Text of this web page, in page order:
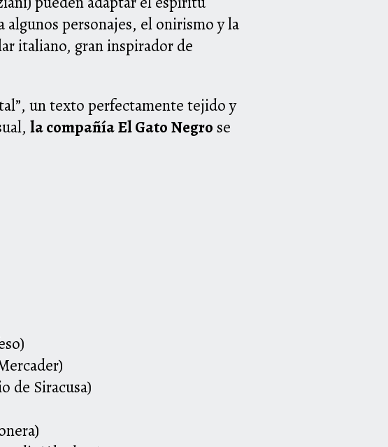
personajes, el onirismo y la
italiano, gran inspirador de
un texto perfectamente tejido y
la compañía El Gato Negrose
de Siracusa)